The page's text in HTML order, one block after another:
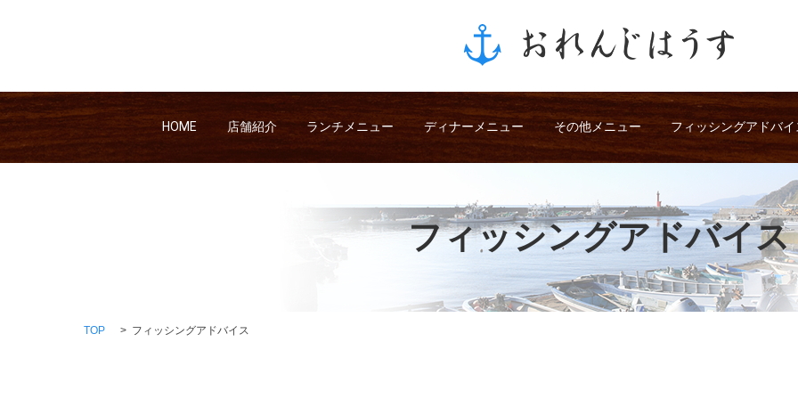
HOME 店舗紹介 ランチメニュー ディナーメニュー その他メニュー フィッシングアドバイ
フィッシングアドバイス
TOP フィッシングアドバイス